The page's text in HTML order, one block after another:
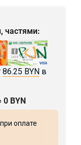
частями:
86.25 BYN в
0 BYN
при оплате